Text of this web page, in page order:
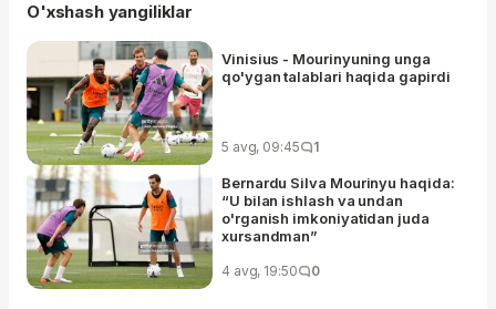
O'xshash yangiliklar
Vinisius - Mourinyuning unga
qo'ygan talablari haqida gapirdi
5 avg, 09:45 1
Bernardu Silva Mourinyu haqida:
“U bilan ishlash va undan
o'rganish imkoniyatidan juda
xursandman”
4 avg, 19:50 0